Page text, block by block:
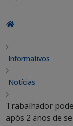
Informativos
Notícias
Trabalhador
após 2 anos de